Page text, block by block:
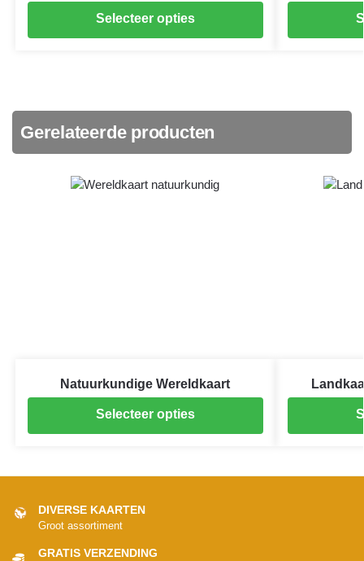
Selecteer opties
Gerelateerde producten
Natuurkundige Wereldkaart
Selecteer opties
DIVERSE KAARTEN
Groot assortiment
GRATIS VERZENDING